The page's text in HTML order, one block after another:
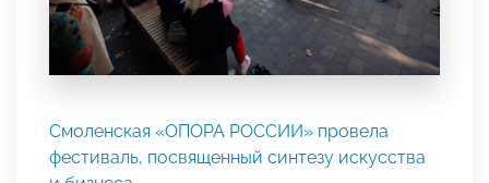
Смоленская «ОПОРА РОССИИ» провела
фестиваль, посвященный синтезу искусства